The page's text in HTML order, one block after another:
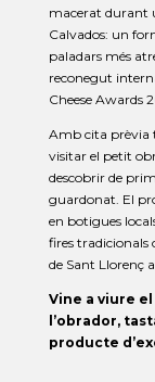
macerat durant
Calvados: un
paladars més
reconegut
Cheese Awards
Amb cita prèvia
visitar el petit
descobrir de
guardonat. El
en botigues
fires tradicionals
de Sant Llorenç
Vine a viure
l’obrador,
producte